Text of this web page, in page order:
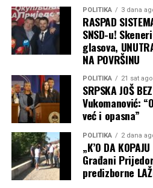
POLITIKA 3 dana
RASPAD
SNSD-u!
glasova,
NA POVRŠINU
POLITIKA 21 sat ago
SRPSKA JOŠ
Vukomanović:
već i opasna”
POLITIKA 2 dana
„K’O DA
Građani
predizborne